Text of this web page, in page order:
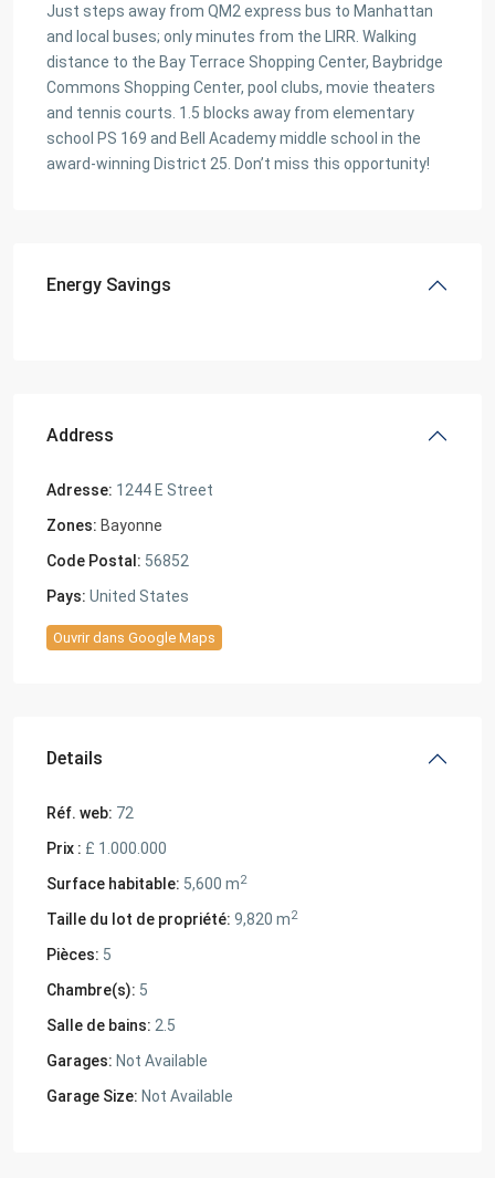
Just steps away from QM2 express bus to Manhattan
and local buses; only minutes from the LIRR. Walking
distance to the Bay Terrace Shopping Center, Baybridge
Commons Shopping Center, pool clubs, movie theaters
and tennis courts. 1.5 blocks away from elementary
school PS 169 and Bell Academy middle school in the
award-winning District 25. Don’t miss this opportunity!
Energy Savings
Address
Adresse: 1244 E Street
Zones: Bayonne
Code Postal: 56852
Pays: United States
Ouvrir dans Google Maps
Details
Réf. web: 72
Prix : £ 1.000.000
Surface habitable: 5,600 m2
Taille du lot de propriété: 9,820 m2
Pièces: 5
Chambre(s): 5
Salle de bains: 2.5
Garages: Not Available
Garage Size: Not Available